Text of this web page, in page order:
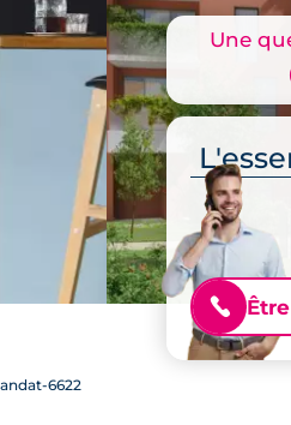
Une
📞
6622